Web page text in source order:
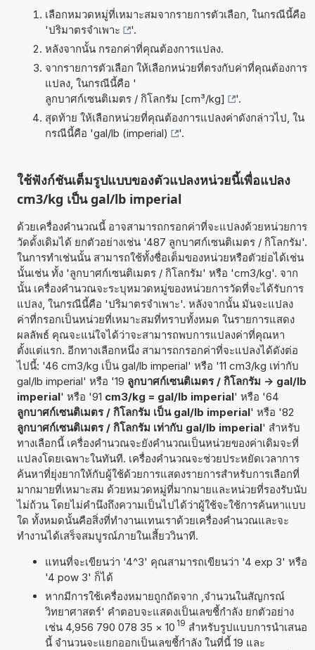
เลือกหมวดหมู่ที่เหมาะสมจากรายการตัวเลือก, ในกรณีนี้คือ
'ปริมาตรจำเพาะ
'.
หลังจากนั้น กรอกค่าที่คุณต้องการแปลง.
จากรายการตัวเลือก ให้เลือกหน่วยที่ตรงกับค่าที่คุณต้องการ
แปลง, ในกรณีนี้คือ '
ลูกบาศก์เซนติเมตร / กิโลกรัม [cm³/kg]
'.
สุดท้าย ให้เลือกหน่วยที่คุณต้องการแปลงค่าดังกล่าวไป, ใน
กรณีนี้คือ 'gal/lb (imperial) '.
ใช้ฟังก์ชันเต็มรูปแบบของตัวแปลงหน่วยนี้เพื่อแปลง
cm3/kg เป็น gal/lb imperial
ด้วยเครื่องคำนวณนี้ อาจสามารถกรอกค่าที่จะแปลงด้วยหน่วยการ
วัดดั้งเดิมได้ ยกตัวอย่างเช่น '487 ลูกบาศก์เซนติเมตร / กิโลกรัม'.
ในการทำเช่นนั้น สามารถใช้ทั้งชื่อเต็มของหน่วยหรือตัวย่อได้เช่น
นั้นเช่น ทั้ง 'ลูกบาศก์เซนติเมตร / กิโลกรัม' หรือ 'cm3/kg'. จาก
นั้น เครื่องคำนวณจะระบุหมวดหมู่ของหน่วยการวัดที่จะได้รับการ
แปลง, ในกรณีนี้คือ 'ปริมาตรจำเพาะ'. หลังจากนั้น มันจะแปลง
ค่าที่กรอกเป็นหน่วยที่เหมาะสมที่ทราบทั้งหมด ในรายการแสดง
ผลลัพธ์ คุณจะแน่ใจได้ว่าจะสามารถพบการแปลงค่าที่คุณหา
ตั้งแต่แรก. อีกทางเลือกหนึ่ง สามารถกรอกค่าที่จะแปลงได้ดังต่อ
ไปนี้: '46 cm3/kg เป็น gal/lb imperial' หรือ '11 cm3/kg เท่ากับ
gal/lb imperial' หรือ '19 ลูกบาศก์เซนติเมตร / กิโลกรัม -> gal/lb
imperial' หรือ '91 cm3/kg = gal/lb imperial' หรือ '64
ลูกบาศก์เซนติเมตร / กิโลกรัม เป็น gal/lb imperial' หรือ '82
ลูกบาศก์เซนติเมตร / กิโลกรัม เท่ากับ gal/lb imperial' สำหรับ
ทางเลือกนี้ เครื่องคำนวณจะยังคำนวณเป็นหน่วยของค่าเดิมจะที่
แปลงโดยเฉพาะในทันที. เครื่องคำนวณจะช่วยประหยัดเวลาการ
ค้นหาที่ยุ่งยากให้กับผู้ใช้ด้วยการแสดงรายการสำหรับการเลือกที่
มากมายที่เหมาะสม ด้วยหมวดหมู่ที่มากมายและหน่วยที่รองรับนับ
ไม่ถ้วน โดยไม่คำนึงถึงความเป็นไปได้ว่าผู้ใช้จะใช้การค้นหาแบบ
ใด ทั้งหมดนั้นคือสิ่งที่ทำงานแทนเราด้วยเครื่องคำนวณและจะ
ทำงานได้เสร็จสมบูรณ์ภายในเสี้ยววินาที.
แทนที่จะเขียนว่า '4^3' คุณสามารถเขียนว่า '4 exp 3' หรือ
'4 pow 3' ก็ได้
หากมีการใช้เครื่องหมายถูกถัดจาก ,จำนวนในสัญกรณ์
วิทยาศาสตร์' คำตอบจะแสดงเป็นเลขชี้กำลัง ยกตัวอย่าง
เช่น 4,956 790 078 35 × 10 19 สำหรับรูปแบบการนำเสนอ
นี้ จำนวนจะแยกออกเป็นเลขชี้กำลัง ในที่นี้ 19 และ